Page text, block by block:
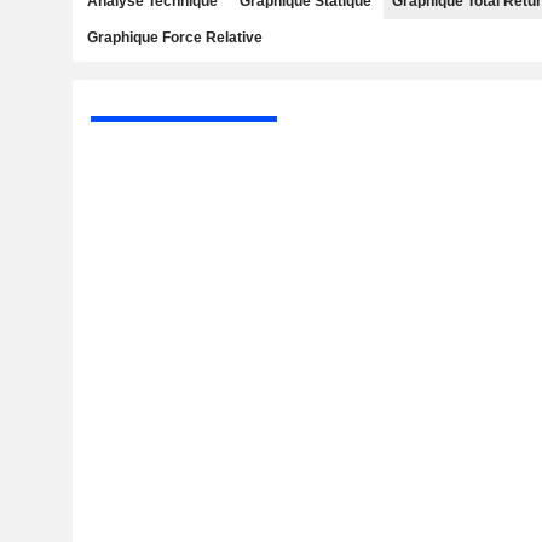
Graphique Force Relative